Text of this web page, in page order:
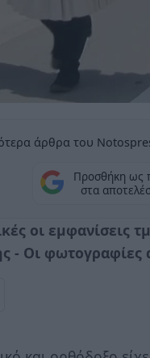
άρθρα του
Προσθήκη ως
στα
οι εμφανίσεις
- Οι φωτογραφίες